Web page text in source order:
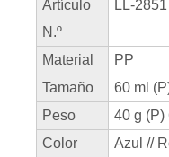
Artículo
N.º
LL-2851
Material
PP
Tamaño
60 ml
Peso
40 g (P)
Color
Azul //